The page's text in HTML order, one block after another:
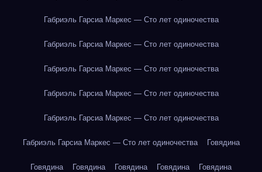
Габриэль Гарсиа Маркес — Сто лет одиночества
Габриэль Гарсиа Маркес — Сто лет одиночества
Габриэль Гарсиа Маркес — Сто лет одиночества
Габриэль Гарсиа Маркес — Сто лет одиночества
Габриэль Гарсиа Маркес — Сто лет одиночества
Габриэль Гарсиа Маркес — Сто лет одиночества Говядина
Говядина Говядина Говядина Говядина Говядина